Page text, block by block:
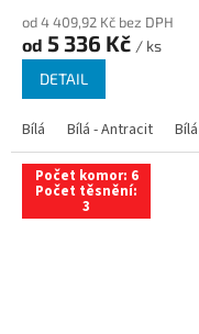
od 4 409,92 Kč bez DPH
od 5 336 Kč / ks
DETAIL
Bílá Bílá - Antracit
Počet komor: 6
Počet těsnění:
3